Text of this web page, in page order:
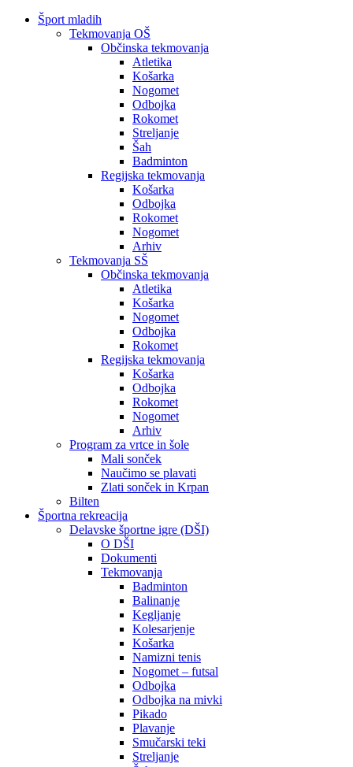
Šport mladih
Tekmovanja OŠ
Občinska tekmovanja
Atletika
Košarka
Nogomet
Odbojka
Rokomet
Streljanje
Šah
Badminton
Regijska tekmovanja
Košarka
Odbojka
Rokomet
Nogomet
Arhiv
Tekmovanja SŠ
Občinska tekmovanja
Atletika
Košarka
Nogomet
Odbojka
Rokomet
Regijska tekmovanja
Košarka
Odbojka
Rokomet
Nogomet
Arhiv
Program za vrtce in šole
Mali sonček
Naučimo se plavati
Zlati sonček in Krpan
Bilten
Športna rekreacija
Delavske športne igre (DŠI)
O DŠI
Dokumenti
Tekmovanja
Badminton
Balinanje
Kegljanje
Kolesarjenje
Košarka
Namizni tenis
Nogomet – futsal
Odbojka
Odbojka na mivki
Pikado
Plavanje
Smučarski teki
Streljanje